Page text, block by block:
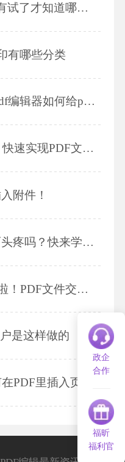
才知道哪种好用
有哪些分类
如何给pdf文件加密
PDF文件批量压缩！
附件！
习PDF添加字体颜色～
文件交换页面！
是这样做的
PDF里插入页码
政企
合作
福昕
福利官